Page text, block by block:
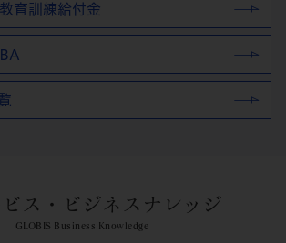
育訓練給付金
ビス・ビジネスナレッジ
GLOBIS Business Knowledge